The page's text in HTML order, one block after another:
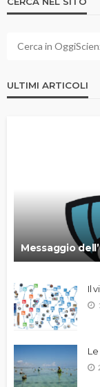
ULTIMI ARTICOLI
Messaggio
Il